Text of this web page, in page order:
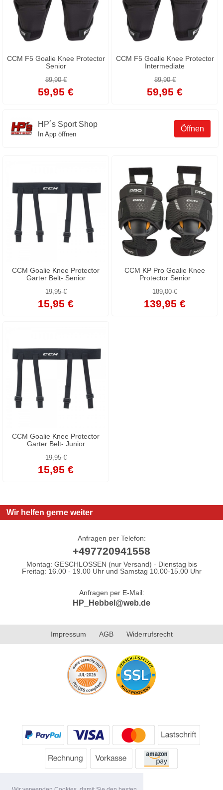
CCM F5 Goalie Knee Protector
Senior
89,90 €
59,95 €
CCM F5 Goalie Knee Protector
Intermediate
89,90 €
59,95 €
Öffnen
HP´s Sport Shop
In App öffnen
CCM Goalie Knee Protector
Garter Belt- Senior
19,95 €
15,95 €
CCM KP Pro Goalie Knee
Protector Senior
189,00 €
139,95 €
CCM Goalie Knee Protector
Garter Belt- Junior
19,95 €
15,95 €
Wir helfen gerne weiter
Anfragen per Telefon:
+497720941558
Montag: GESCHLOSSEN (nur Versand) - Dienstag bis
Freitag: 16.00 - 19.00 Uhr und Samstag 10.00-15.00 Uhr
Anfragen per E-Mail:
HP_Hebbel@web.de
Impressum AGB Widerrufsrecht